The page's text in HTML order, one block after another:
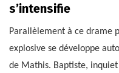
s’intensifie
Parallèlement à ce drame
explosive se développe
de Mathis. Baptiste, inquiet